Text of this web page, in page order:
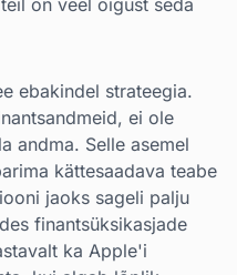
on veel õigust seda
ebakindel strateegia.
ei ole
andma. Selle asemel
kättesaadava teabe
jaoks sageli palju
finantsüksikasjade
ka Apple'i